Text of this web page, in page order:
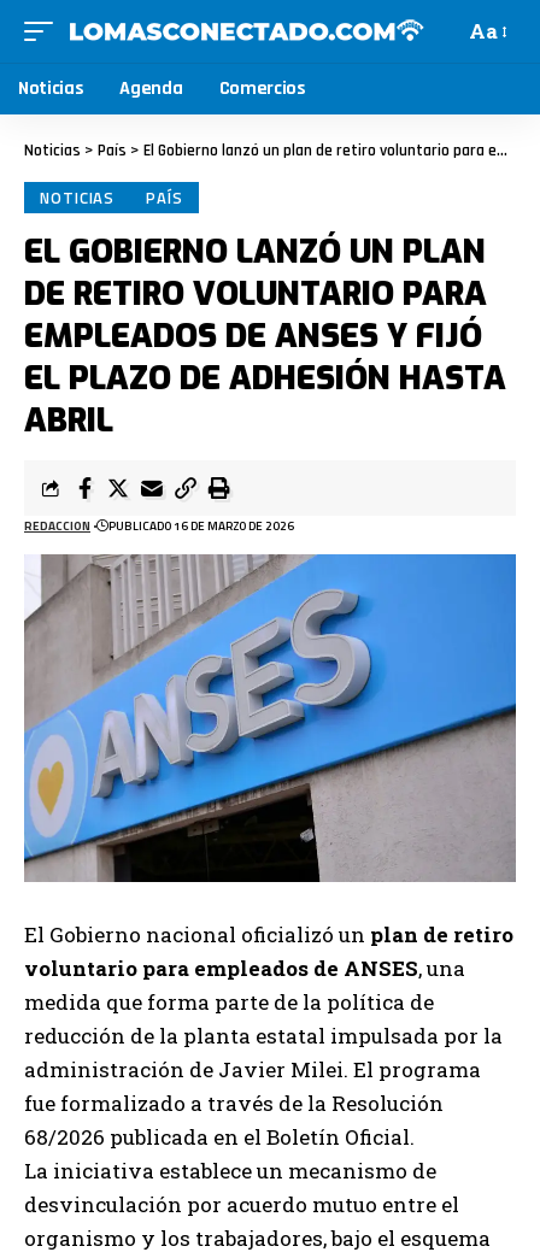
Aa
Noticias Agenda Comercios
Noticias > País > El Gobierno lanzó un plan de retiro voluntario para empleados de ANSES y fijó el plazo de adhesión hasta abril
NOTICIAS PAÍS
EL GOBIERNO LANZÓ UN PLAN
DE RETIRO VOLUNTARIO PARA
EMPLEADOS DE ANSES Y FIJÓ
EL PLAZO DE ADHESIÓN HASTA
ABRIL
REDACCION PUBLICADO 16 DE MARZO DE 2026
El Gobierno nacional oficializó un plan de retiro
voluntario para empleados de ANSES, una
medida que forma parte de la política de
reducción de la planta estatal impulsada por la
administración de Javier Milei. El programa
fue formalizado a través de la Resolución
68/2026 publicada en el Boletín Oficial.
La iniciativa establece un mecanismo de
desvinculación por acuerdo mutuo entre el
organismo y los trabajadores, bajo el esquema